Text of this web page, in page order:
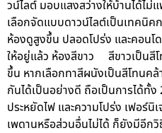
วน์ไลต์ มอบแสงสว่างให้บ้านได้ไม่
เลือกจัดแบบดาวน์ไลต์เป็นเทคนิค
ห้องดูสูงขึ้น ปลอดโปร่ง และคอน
ให้อยู่แล้ว ห้องสีขาว สีขาวเป็นสี
ขึ้น หากเลือกทาสีผนังเป็นสีโทนค
กันได้เป็นอย่างดี ถือเป็นการได้ทั้ง
ประหยัดไฟ และความโปร่ง เฟอ
เพดานหรือส่วนอื่นไม่ได้ ก็ยังมีอีก